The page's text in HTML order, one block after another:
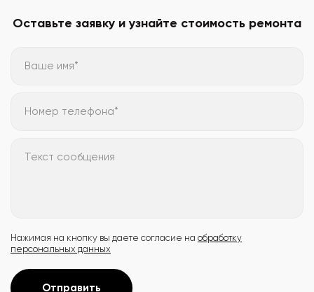
Оставьте заявку и узнайте стоимость ремонта
Ваше имя*
Номер телефона*
Текст сообщения
Нажимая на кнопку вы даете согласие на обработку
персональных данных
Отправить